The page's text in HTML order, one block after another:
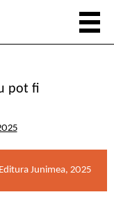
pot fi
Junimea, 2025